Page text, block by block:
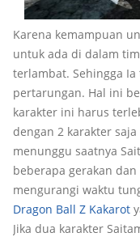
Karena kemampuan
untuk ada di dalam
terlambat. Sehingga
pertarungan. Hal ini
karakter ini harus
dengan 2 karakter
menunggu saatnya
beberapa gerakan
mengurangi waktu
Dragon Ball Z Kakarot
Jika dua karakter